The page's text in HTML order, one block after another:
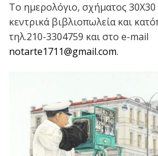
Το ημερολόγιο, σχήματος 30Χ30
κεντρικά βιβλιοπωλεία και
τηλ.210-3304759 και στο e-mail
notarte1711@gmail.com.